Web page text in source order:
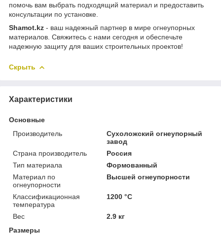
помочь вам выбрать подходящий материал и предоставить
консультации по установке.
Shamot.kz - ваш надежный партнер в мире огнеупорных
материалов. Свяжитесь с нами сегодня и обеспечьте
надежную защиту для ваших строительных проектов!
Скрыть
Характеристики
Основные
Производитель
Сухоложский огнеупорный
завод
Страна производитель
Россия
Тип материала
Формованный
Материал по
огнеупорности
Высшей огнеупорности
Классификационная
температура
1200 °С
Вес
2.9 кг
Размеры